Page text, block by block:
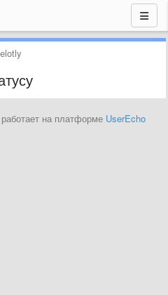
на платформе UserEcho